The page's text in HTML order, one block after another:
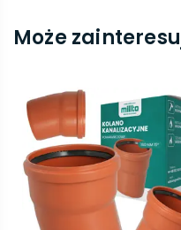
Może